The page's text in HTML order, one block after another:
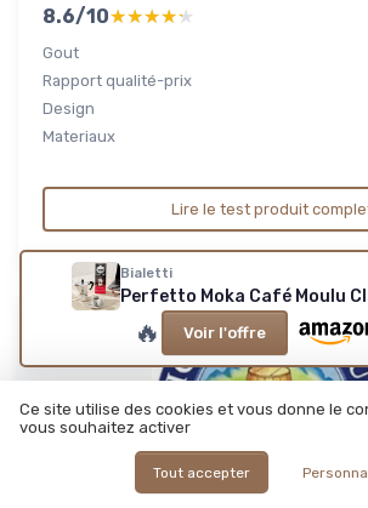
8.6/10★★★★★
★★★★★
Gout
Rapport qualité-prix
Design
Materiaux
Lire le test produit
Bialetti
Perfetto Moka Café Moulu
🔥 Voir l'offre
Ce site utilise des cookies et vous donne le
vous souhaitez activer
Tout accepter